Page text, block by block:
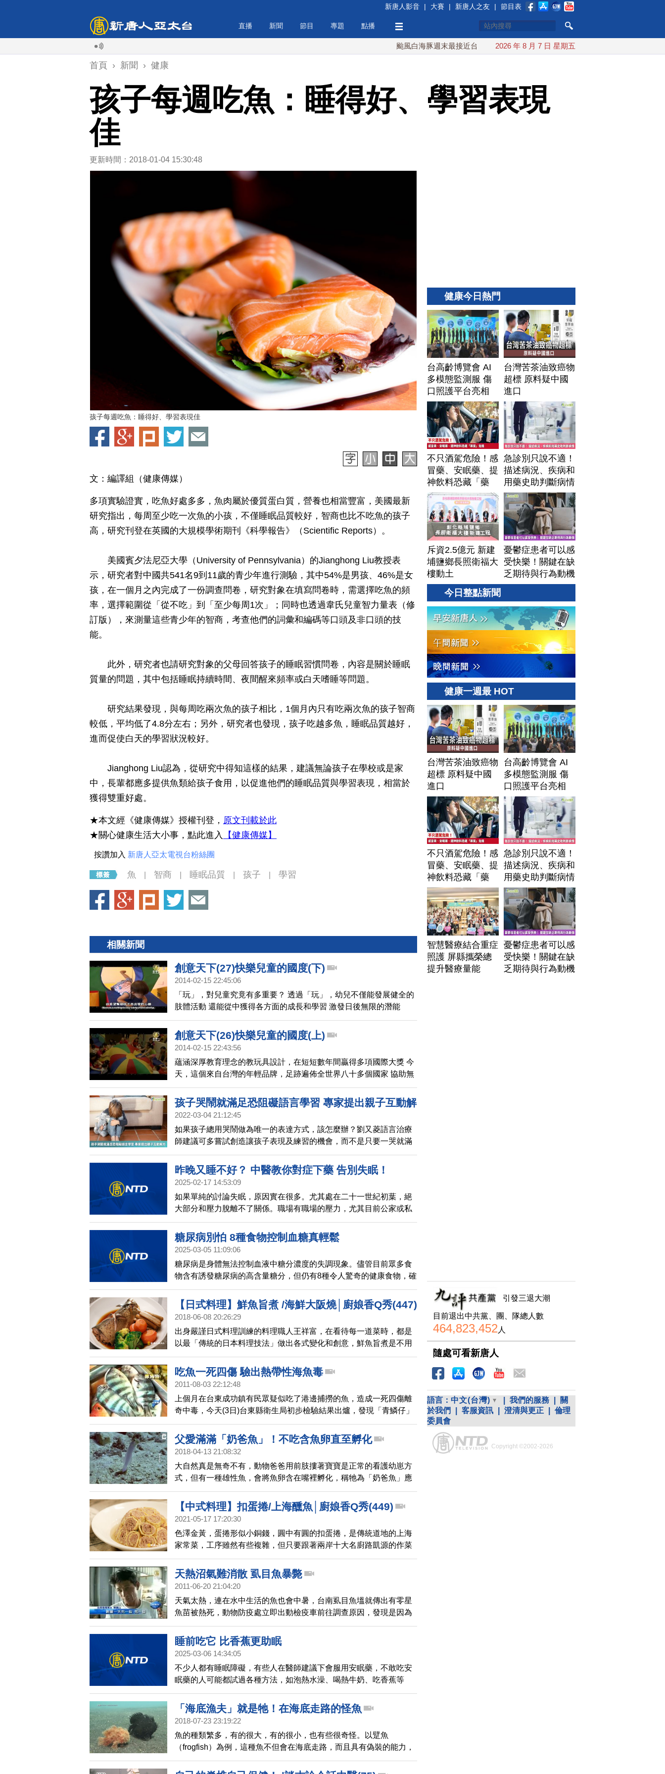
新唐人影音 | 大賽 | 新唐人之友 | 節目表
直播 新聞 節目 專題 點播
颱風白海豚週末最接近台灣 最快9日可能登陸中國 台灣漢光首結合城鎮演習 AIT連續
2026 年 8 月 7 日 星期五
首頁 › 新聞 › 健康
孩子每週吃魚：睡得好、學習表現
佳
更新時間：2018-01-04 15:30:48
孩子每週吃魚：睡得好、學習表現佳
文：編譯組（健康傳媒）
多項實驗證實，吃魚好處多多，魚肉屬於優質蛋白質，營養也相當豐富，美國最新
研究指出，每周至少吃一次魚的小孩，不僅睡眠品質較好，智商也比不吃魚的孩子
高，研究刊登在英國的大規模學術期刊《科學報告》（Scientific Reports）。
美國賓夕法尼亞大學（University of Pennsylvania）的Jianghong Liu教授表
示，研究者對中國共541名9到11歲的青少年進行測驗，其中54%是男孩、46%是女
孩，在一個月之內完成了一份調查問卷，研究對象在填寫問卷時，需選擇吃魚的頻
率，選擇範圍從「從不吃」到「至少每周1次」；同時也透過韋氏兒童智力量表（修
訂版），來測量這些青少年的智商，考查他們的詞彙和編碼等口頭及非口頭的技
能。
此外，研究者也請研究對象的父母回答孩子的睡眠習慣問卷，內容是關於睡眠
質量的問題，其中包括睡眠持續時間、夜間醒來頻率或白天嗜睡等問題。
研究結果發現，與每周吃兩次魚的孩子相比，1個月內只有吃兩次魚的孩子智商
較低，平均低了4.8分左右；另外，研究者也發現，孩子吃越多魚，睡眠品質越好，
進而促使白天的學習狀況較好。
Jianghong Liu認為，從研究中得知這樣的結果，建議無論孩子在學校或是家
中，長輩都應多提供魚類給孩子食用，以促進他們的睡眠品質與學習表現，相當於
獲得雙重好處。
★本文經《健康傳媒》授權刊登， 原文刊載於此
★關心健康生活大小事，點此進入
【健康傳媒】
按讚加入 新唐人亞太電視台粉絲團
魚 智商 睡眠品質 孩子 學習
相關新聞
創意天下(27)快樂兒童的國度(下)
2014-02-15 22:45:06
「玩」，對兒童究竟有多重要？ 透過「玩」，幼兒不僅能發展健全的
肢體活動 還能從中獲得各方面的成長和學習 激發日後無限的潛能
創意天下(26)快樂兒童的國度(上)
2014-02-15 22:43:56
蘊涵深厚教育理念的教玩具設計，在短短數年間贏得多項國際大獎 今
天，這個來自台灣的年輕品牌，足跡遍佈全世界八十多個國家 協助無
數孩童發展自己獨特的優勢
孩子哭鬧就滿足恐阻礙語言學習 專家提出親子互動解
方
2022-03-04 21:12:45
如果孩子總用哭鬧做為唯一的表達方式，該怎麼辦？劉又菱語言治療
師建議可多嘗試創造讓孩子表現及練習的機會，而不是只要一哭就滿
足他。「大部份有語言障礙的孩子在第一次接受語言早療的評估過程
中，幾乎都不會發出聲音，看到喜歡的玩具常常直接搶走，或用哭鬧
的方式表達想要的意思，而換得家長妥協的給予，就是語言發展遲緩
昨晚又睡不好？ 中醫教你對症下藥 告別失眠！
2025-02-17 14:53:09
如果單純的討論失眠，原因實在很多。尤其處在二十一世紀初葉，絕
大部分和壓力脫離不了關係。職場有職場的壓力，尤其目前公家或私
人企業，說好聽一點是人力精簡，說難聽一點是裁員，被裁員的煩惱
失業，留下來的起碼也要以一當二、以一當三，不論哪一種，壓力之
大都可以想像，抗壓性較差的人，就很可能睡不安穩了。學生的壓力
達旦也是平常之事。就連公職人員也常需參加進修，通過普考、高
考、特考等才有晉升的機會。像這種三更燈火五更雞，焚膏繼晷所造
成的睡眠障礙，可以說是司
糖尿病別怕 8種食物控制血糖真輕鬆
2025-03-05 11:09:06
糖尿病是身體無法控制血液中糖分濃度的失調現象。儘管目前眾多食
物含有誘發糖尿病的高含量糖分，但仍有8種令人驚奇的健康食物，確
實可預防糖尿病發生。這些食物不只能控制血糖，且富含營養物質和
礦物質，縱使正常人食用亦受益匪淺。
【日式料理】鮮魚旨煮 /海鮮大阪燒│廚娘香Q秀(447)
2018-06-08 20:26:29
出身嚴謹日式料理訓練的料理職人王祥富，在看待每一道菜時，都是
以最「傳統的日本料理技法」做出各式變化和創意，鮮魚旨煮是不用
油的魚料理，重點是要修整紅蘿蔔、牛蒡，讓它邊邊成圓狀，這樣魚
湯不會混濁，還有用刀背即可刮除牛蒡表皮。大阪燒、廣島燒和文字
燒，都是愛好日本美食的朋友們耳熟能詳的日本料理，王祥富師傅分
吃魚一死四傷 驗出熱帶性海魚毒
2011-08-03 22:12:48
上個月在台東成功鎮有民眾疑似吃了港邊捕撈的魚，造成一死四傷離
奇中毒，今天(3日)台東縣衛生局初步檢驗結果出爐，發現「青鱗仔」
魚中含有微量的「熱帶性海魚毒」，可能是禍首。
父愛滿滿「奶爸魚」！不吃含魚卵直至孵化
2018-04-13 21:08:32
大自然真是無奇不有，動物爸爸用前肢摟著寶寶是正常的看護幼崽方
式，但有一種雄性魚，會將魚卵含在嘴裡孵化，稱牠為「奶爸魚」應
該也當之無愧。
【中式料理】扣蛋捲/上海醺魚│廚娘香Q秀(449)
2021-05-17 17:20:30
色澤金黃，蛋捲形似小銅錢，圓中有圓的扣蛋捲，是傳統道地的上海
家常菜，工序雖然有些複雜，但只要跟著兩岸十大名廚路凱源的作菜
步驟，絕對成功！另外他分享的正宗上海醺魚，不是燻的！是炸的。
而且煮法及材料十分簡單，魚的外皮很是酥脆，保證美味又下飯！
天熱沼氣難消散 虱目魚暴斃
2011-06-20 21:04:20
天氣太熱，連在水中生活的魚也會中暑，台南虱目魚塭就傳出有零星
魚苗被熱死，動物防疫處立即出動檢疫車前往調查原因，發現是因為
夜晚魚塭底部沼氣無法排出，導致魚被悶死，防疫處也呼籲養殖業
者，要開水車打水，增加水裏的含氧量。
睡前吃它 比香蕉更助眠
2025-03-06 14:34:05
不少人都有睡眠障礙，有些人在醫師建議下會服用安眠藥，不敢吃安
眠藥的人可能都試過各種方法，如泡熱水澡、喝熱牛奶、吃香蕉等
等，根據研究發現，鳳梨能在體內產生更多的「褪黑激素」，可調節
生理時鐘，達到好眠安神的效果。
「海底漁夫」就是牠！在海底走路的怪魚
2018-07-23 23:19:22
魚的種類繁多，有的很大，有的很小，也有些很奇怪。以躄魚
（frogfish）為例，這種魚不但會在海底走路，而且具有偽裝的能力，
可以藉此誘捕獵物，這與人們印象中的魚類有很大的不同。
健康今日熱門
台高齡博覽會 AI
多模態監測服 傷
口照護平台亮相
台灣苦茶油致癌物
超標 原料疑中國
進口
不只酒駕危險！感
冒藥、安眠藥、提
神飲料恐藏「藥
駕」危機
急診別只說不適！
描述病況、疾病和
用藥史助判斷病情
斥資2.5億元 新建
埔鹽鄉長照衛福大
樓動土
憂鬱症患者可以感
受快樂！關鍵在缺
乏期待與行為動機
今日整點新聞
健康一週最 HOT
台灣苦茶油致癌物
超標 原料疑中國
進口
台高齡博覽會 AI
多模態監測服 傷
口照護平台亮相
不只酒駕危險！感
冒藥、安眠藥、提
神飲料恐藏「藥
駕」危機
急診別只說不適！
描述病況、疾病和
用藥史助判斷病情
智慧醫療結合重症
照護 屏縣攜榮總
提升醫療量能
憂鬱症患者可以感
受快樂！關鍵在缺
乏期待與行為動機
引發三退大潮
目前退出中共黨、團、隊總人數
464,823,452 人
隨處可看新唐人
語言： 中文(台灣) 我們的服務
關
於我們
客服資訊 澄清與更正
倫理
委員會
Copyright ©2002-2026